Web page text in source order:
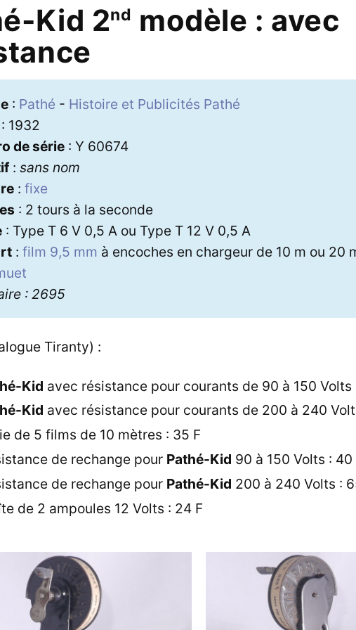
Kid 2nd modèle : avec
: Pathé - Histoire et Publicités Pathé
1932
de série: Y 60674
: sans nom
: fixe
: 2 tours à la seconde
: Type T 6 V 0,5 A ou Type T 12 V 0,5 A
: film 9,5 mm à encoches en chargeur de 10 m ou 20
: 2695
Tiranty) :
Kid avec résistance pour courants de 90 à 150 Volts
Kid avec résistance pour courants de 200 à 240
de 5 films de 10 mètres : 35 F
de rechange pour Pathé-Kid 90 à 150 Volts : 40
de rechange pour Pathé-Kid 200 à 240 Volts :
de 2 ampoules 12 Volts : 24 F